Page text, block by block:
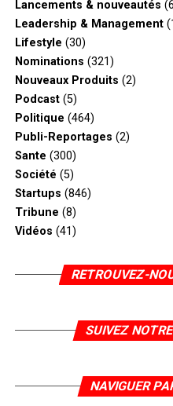
Lancements & nouveautés
Leadership & Management
Lifestyle (30)
Nominations (321)
Nouveaux Produits (2)
Podcast(5)
Politique (464)
Publi-Reportages (2)
Sante (300)
Société (5)
Startups (846)
Tribune (8)
Vidéos (41)
RETROUVEZ-
SUIVEZ
NAVIGUER